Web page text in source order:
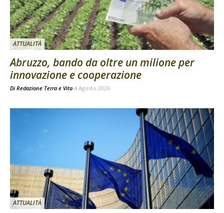
ATTUALITÀ
Abruzzo, bando da oltre un milione per
innovazione e cooperazione
Di Redazione Terra e Vita 4 Agosto 2026
ATTUALITÀ